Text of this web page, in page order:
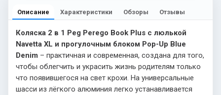
Описание Характеристики Обзоры Отзывы
Коляска 2 в 1 Peg Perego Book Plus с люлькой
Navetta XL и прогулочным блоком Pop-Up Blue
Denim – практичная и современная, создана для того,
чтобы облегчить и украсить жизнь родителям только
что появившегося на свет крохи. На универсальные
шасси из лёгкого алюминия легко устанавливается